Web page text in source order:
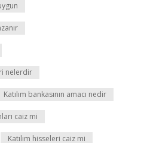
nelerdir
Katılım bankasının amacı nedir
caiz mi
Katılım hisseleri caiz mi